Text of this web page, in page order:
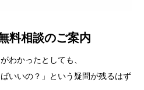
料相談のご案内
わかったとしても、
いいの？」という疑問が残るはず